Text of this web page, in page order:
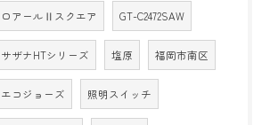
ロアールⅡスクエア GT-C2472SAW
サザナHTシリーズ 塩原 福岡市南区
エコジョーズ 照明スイッチ